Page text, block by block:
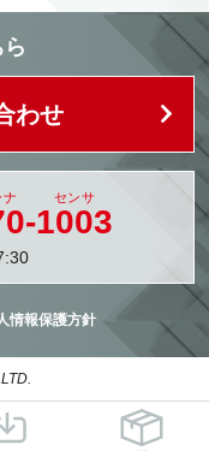
わせ
-1003
情報保護方針